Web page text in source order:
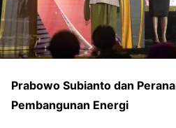
Prabowo Subianto dan
Pembangunan Energi